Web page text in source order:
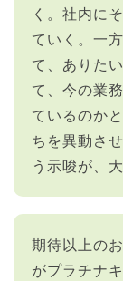
く。社内に
ていく。一
て、ありた
て、今の業
ているのか
ちを異動さ
う示唆が、
期待以上の
がプラチナ